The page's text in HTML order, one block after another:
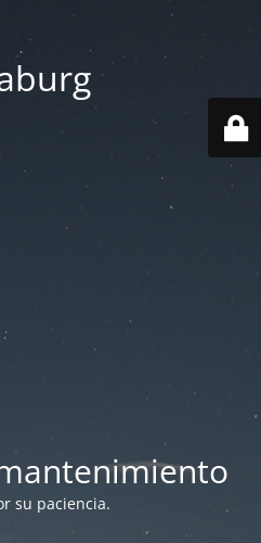
su paciencia.